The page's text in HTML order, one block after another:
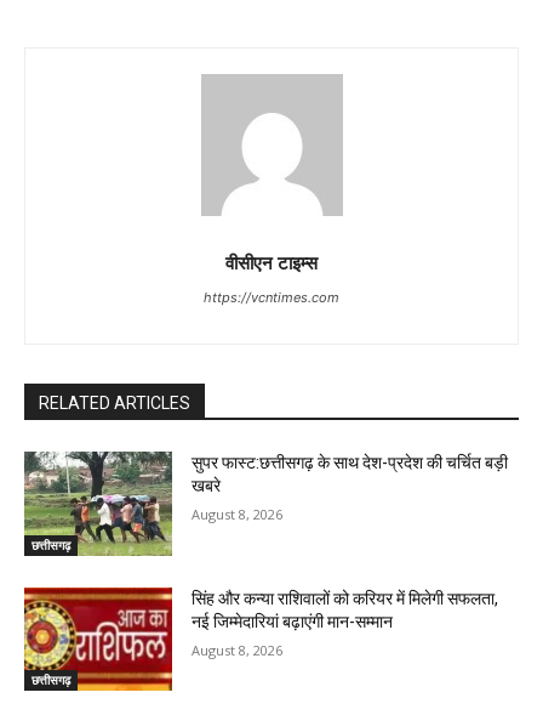
वीसीएन टाइम्स
https://vcntimes.com
RELATED ARTICLES
छत्तीसगढ़
सुपर फास्ट:छत्तीसगढ़ के साथ देश-प्रदेश की चर्चित बड़ी
खबरे
August 8, 2026
छत्तीसगढ़
सिंह और कन्या राशिवालों को करियर में मिलेगी सफलता,
नई जिम्मेदारियां बढ़ाएंगी मान-सम्मान
August 8, 2026